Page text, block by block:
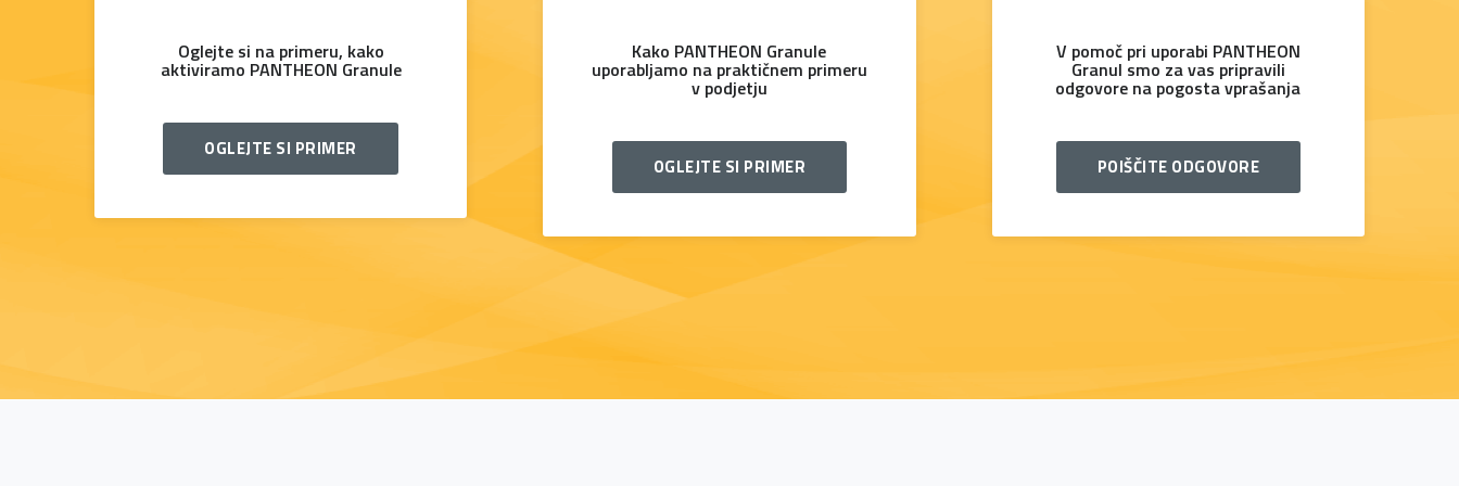
Oglejte si na primeru, kako
aktiviramo PANTHEON Granule
OGLEJTE SI PRIMER
Kako PANTHEON Granule
uporabljamo na praktičnem primeru
v podjetju
OGLEJTE SI PRIMER
V pomoč pri uporabi PANTHEON
Granul smo za vas pripravili
odgovore na pogosta vprašanja
POIŠČITE ODGOVORE